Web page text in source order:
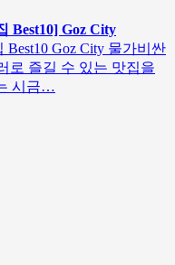
Best10] Goz City
Goz City 물가비싼
로 즐길 수 있는 맛집을
시금…